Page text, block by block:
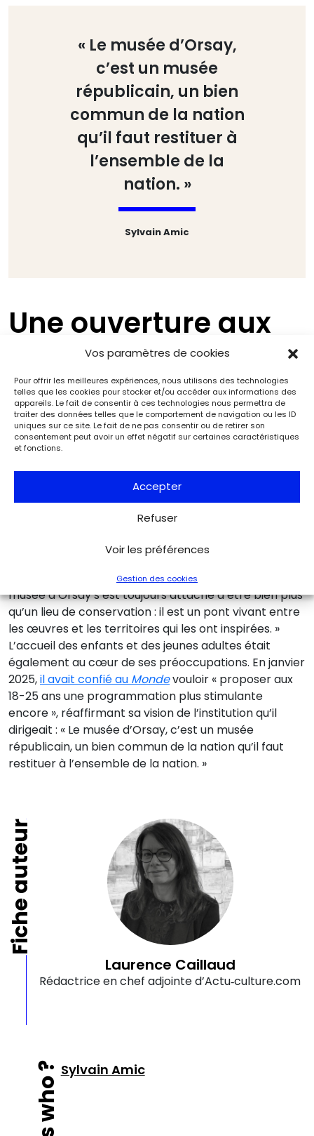
Vos paramètres de cookies
Pour offrir les meilleures expériences, nous utilisons des technologies
telles que les cookies pour stocker et/ou accéder aux informations des
appareils. Le fait de consentir à ces technologies nous permettra de
traiter des données telles que le comportement de navigation ou les ID
uniques sur ce site. Le fait de ne pas consentir ou de retirer son
consentement peut avoir un effet négatif sur certaines caractéristiques
et fonctions.
Accepter
Refuser
Voir les préférences
Gestion des cookies
« Le musée d’Orsay,
c’est un musée
républicain, un bien
commun de la nation
qu’il faut restituer à
l’ensemble de la
nation. »
Sylvain Amic
Une ouverture aux
territoires ruraux et
aux jeunes
En 2022, Sylvain Amic a rejoint le ministère de la
Culture en tant que conseiller en charge des musées,
question des biens spoliés et de leur
qu’il a emporté avec lui aux musées d’Orsay et de
région était l’un des projets auxquels il était attaché,
comme il l’expliquait début 2025 lors du lancement de
« 100 œuvres qui racontent le climat »
musée d’Orsay s’est toujours attaché à être bien plus
qu’un lieu de conservation : il est un pont vivant entre
les œuvres et les territoires qui les ont inspirées. »
L’accueil des enfants et des jeunes adultes était
également au cœur de ses préoccupations. En janvier
2025,il avait confié au Mondevouloir « proposer aux
18-25 ans une programmation plus stimulante
encore », réaffirmant sa vision de l’institution qu’il
dirigeait : « Le musée d’Orsay, c’est un musée
républicain, un bien commun de la nation qu’il faut
restituer à l’ensemble de la nation. »
Fiche auteur
Laurence Caillaud
Rédactrice en chef adjointe d’Actu‑culture.com
Sylvain Amic